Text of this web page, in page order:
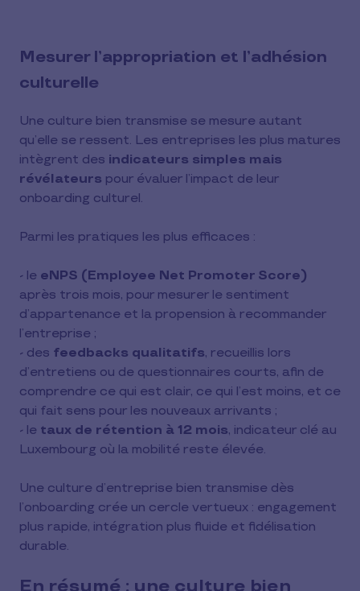
Mesurer l’appropriation et l’adhésion
culturelle
Une culture bien transmise se mesure autant
qu’elle se ressent. Les entreprises les plus matures
intègrent des indicateurs simples mais
révélateurs pour évaluer l’impact de leur
onboarding culturel.
Parmi les pratiques les plus efficaces :
- le eNPS (Employee Net Promoter Score)
après trois mois, pour mesurer le sentiment
d’appartenance et la propension à recommander
l’entreprise ;
- des feedbacks qualitatifs, recueillis lors
d’entretiens ou de questionnaires courts, afin de
comprendre ce qui est clair, ce qui l’est moins, et ce
qui fait sens pour les nouveaux arrivants ;
- le taux de rétention à 12 mois, indicateur clé au
Luxembourg où la mobilité reste élevée.
Une culture d’entreprise bien transmise dès
l’onboarding crée un cercle vertueux : engagement
plus rapide, intégration plus fluide et fidélisation
durable.
En résumé : une culture bien